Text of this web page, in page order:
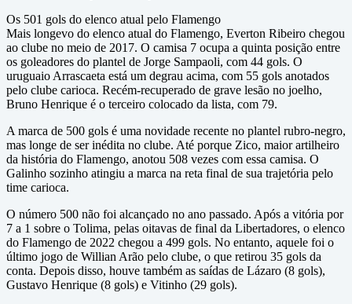
Os 501 gols do elenco atual pelo Flamengo
Mais longevo do elenco atual do Flamengo, Everton Ribeiro chegou
ao clube no meio de 2017. O camisa 7 ocupa a quinta posição entre
os goleadores do plantel de Jorge Sampaoli, com 44 gols. O
uruguaio Arrascaeta está um degrau acima, com 55 gols anotados
pelo clube carioca. Recém-recuperado de grave lesão no joelho,
Bruno Henrique é o terceiro colocado da lista, com 79.
A marca de 500 gols é uma novidade recente no plantel rubro-negro,
mas longe de ser inédita no clube. Até porque Zico, maior artilheiro
da história do Flamengo, anotou 508 vezes com essa camisa. O
Galinho sozinho atingiu a marca na reta final de sua trajetória pelo
time carioca.
O número 500 não foi alcançado no ano passado. Após a vitória por
7 a 1 sobre o Tolima, pelas oitavas de final da Libertadores, o elenco
do Flamengo de 2022 chegou a 499 gols. No entanto, aquele foi o
último jogo de Willian Arão pelo clube, o que retirou 35 gols da
conta. Depois disso, houve também as saídas de Lázaro (8 gols),
Gustavo Henrique (8 gols) e Vitinho (29 gols).